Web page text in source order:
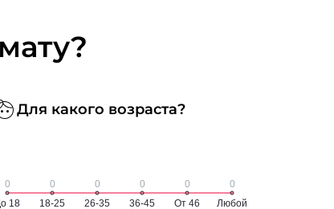
Для какого возраста?